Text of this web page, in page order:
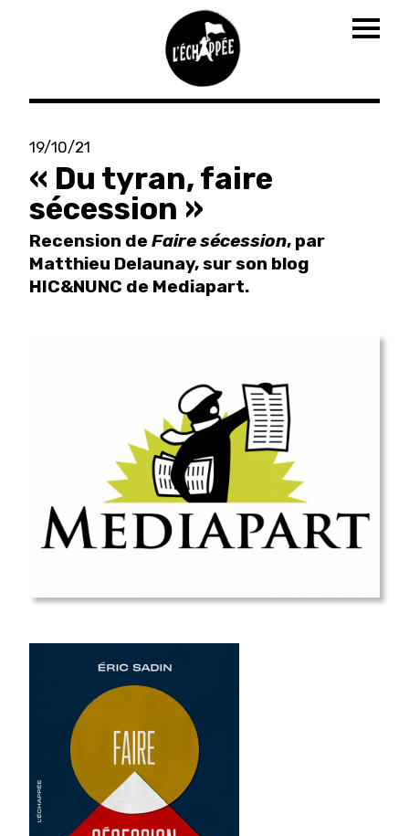
Aller
contenu
principal
19/10/21
« Du tyran, faire
sécession »
Recension de Faire sécession, par
Matthieu Delaunay, sur son blog
HIC&NUNC de Mediapart.